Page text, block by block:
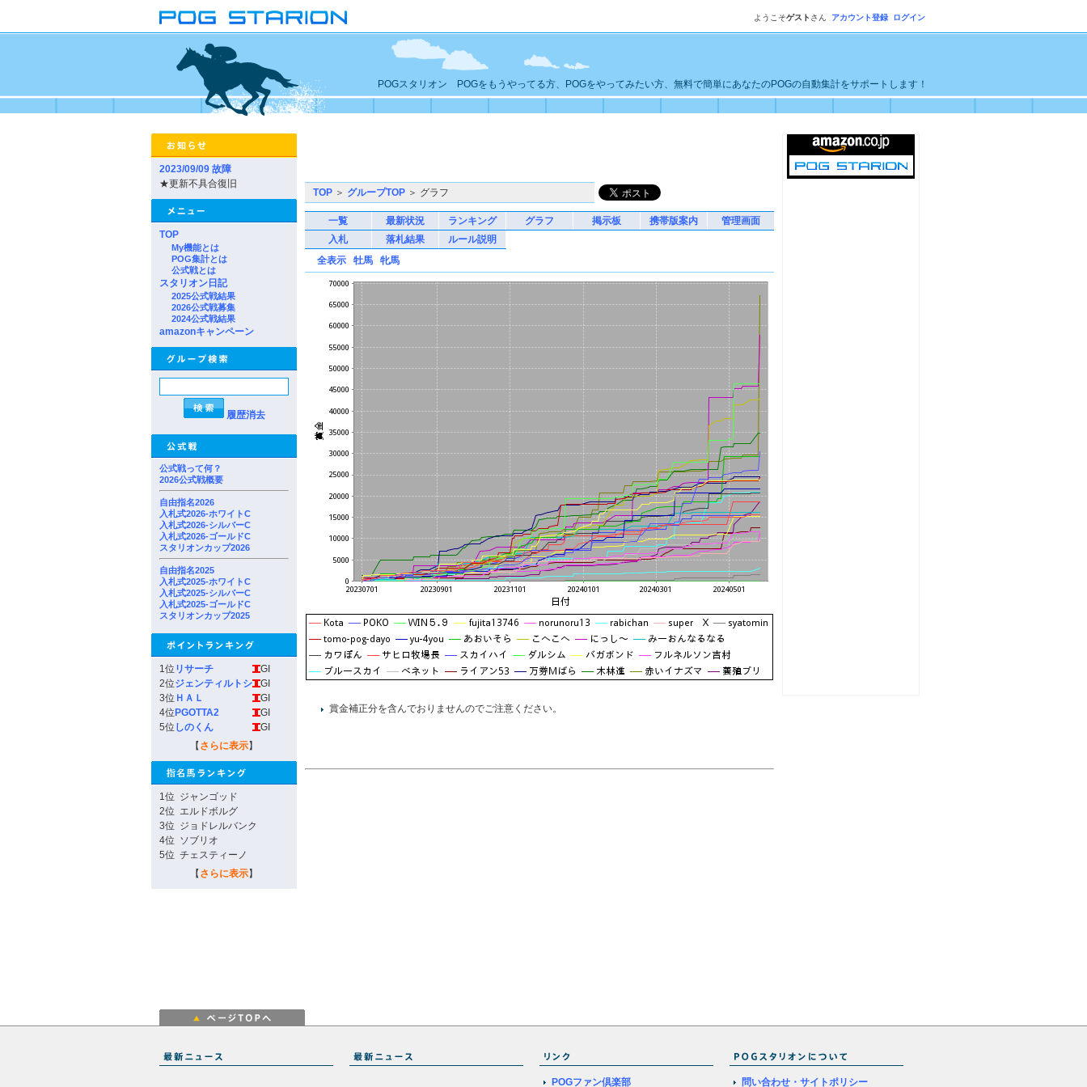
ようこそゲスト さん アカウント登録 ログイン
POGスタリオン POGをもうやってる方、POGをやってみたい方、無料で簡単にあなたのPOGの自動集計をサポートします！
2023/09/09 故障
★更新不具合復旧
TOP
My機能とは
POG集計とは
公式戦とは
スタリオン日記
2025公式戦結果
2026公式戦募集
2024公式戦結果
amazonキャンペーン
履歴消去
公式戦って何？
2026公式戦概要
自由指名2026
入札式2026-ホワイトC
入札式2026-シルバーC
入札式2026-ゴールドC
スタリオンカップ2026
自由指名2025
入札式2025-ホワイトC
入札式2025-シルバーC
入札式2025-ゴールドC
スタリオンカップ2025
1位 リサーチ
GI
2位ジェンティルトシ
GI
3位 ＨＡＬ
GI
4位 PGOTTA2
GI
5位 しのくん
GI
【 さらに表示】
1位 ジャンゴッド
2位 エルドボルグ
3位 ジョドレルバンク
4位 ソブリオ
5位 チェスティーノ
【 さらに表示】
TOP ＞ グループTOP ＞ グラフ
一覧 最新状況 ランキング グラフ 掲示板 携帯版案内
管理画面
入札
落札結果
ルール説明
全表示
牡馬 牝馬
賞金補正分を含んでおりませんのでご注意ください。
POGファン倶楽部 問い合わせ・サイトポリシー